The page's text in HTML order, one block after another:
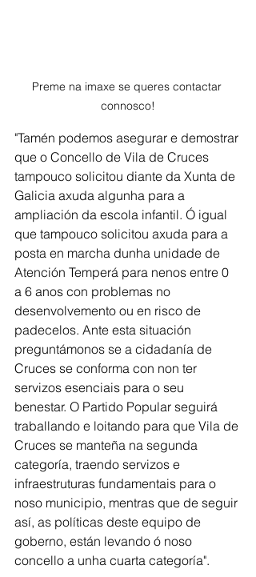
Preme na imaxe se queres contactar
connosco!
"Tamén podemos asegurar e demostrar
que o Concello de Vila de Cruces
tampouco solicitou diante da Xunta de
Galicia axuda algunha para a
ampliación da escola infantil. Ó igual
que tampouco solicitou axuda para a
posta en marcha dunha unidade de
Atención Temperá para nenos entre 0
a 6 anos con problemas no
desenvolvemento ou en risco de
padecelos. Ante esta situación
preguntámonos se a cidadanía de
Cruces se conforma con non ter
servizos esenciais para o seu
benestar. O Partido Popular seguirá
traballando e loitando para que Vila de
Cruces se manteña na segunda
categoría, traendo servizos e
infraestruturas fundamentais para o
noso municipio, mentras que de seguir
así, as políticas deste equipo de
goberno, están levando ó noso
concello a unha cuarta categoría".